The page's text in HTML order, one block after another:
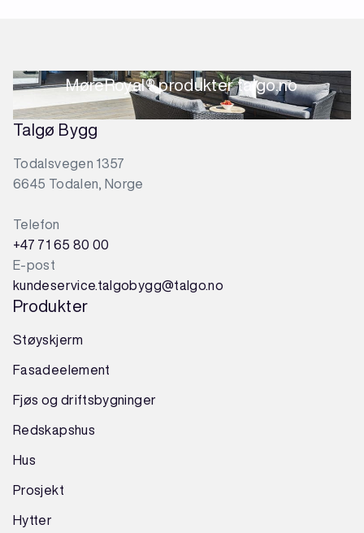
MøreRoyal® produkter talgo.no
Talgø Bygg
Todalsvegen 1357
6645 Todalen, Norge
Telefon
+47 71 65 80 00
E-post
kundeservice.talgobygg@talgo.no
Produkter
Støyskjerm
Fasadeelement
Fjøs og driftsbygninger
Redskapshus
Hus
Prosjekt
Hytter